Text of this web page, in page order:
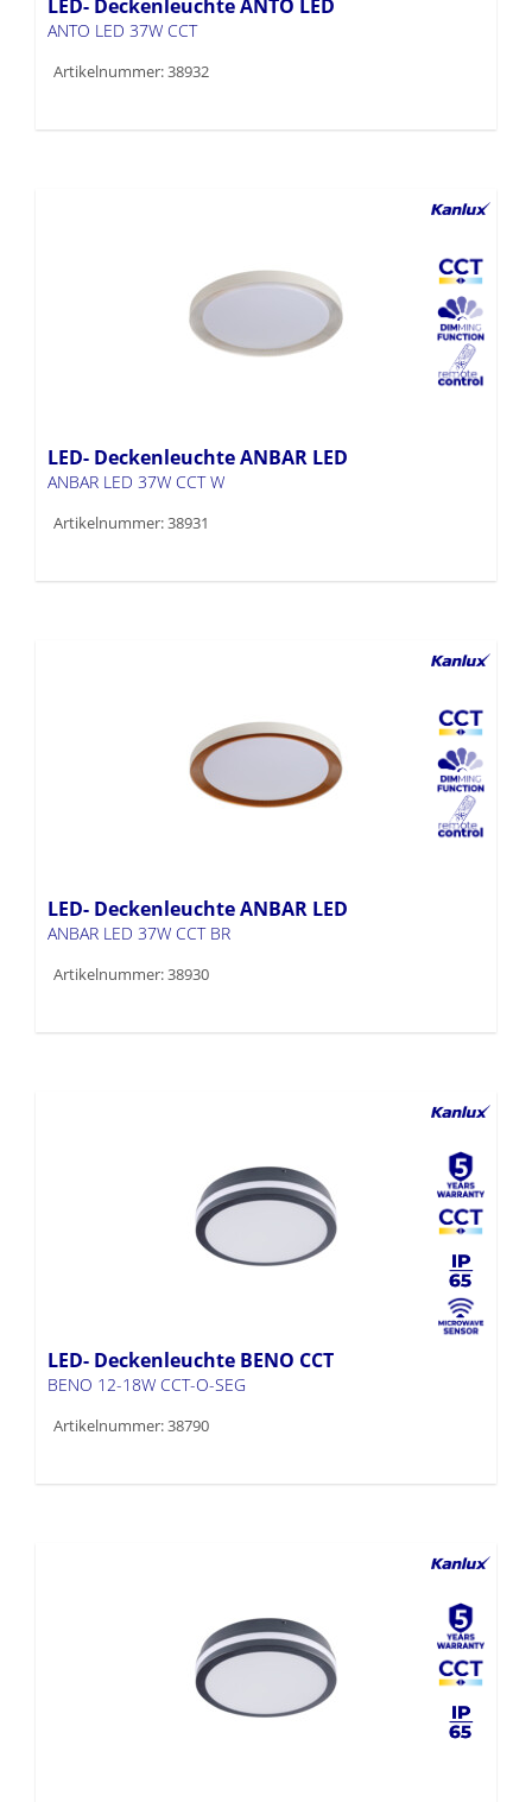
LED- Deckenleuchte ANTO LED
ANTO LED 37W CCT
Artikelnummer: 38932
LED- Deckenleuchte ANBAR LED
ANBAR LED 37W CCT W
Artikelnummer: 38931
LED- Deckenleuchte ANBAR LED
ANBAR LED 37W CCT BR
Artikelnummer: 38930
LED- Deckenleuchte BENO CCT
BENO 12-18W CCT-O-SEG
Artikelnummer: 38790